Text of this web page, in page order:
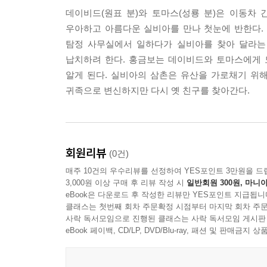
데이비드(원표 분)와 토마스(성룡 분)은 이동차
우아하고 아름다운 실비아를 만나 첫눈에 반한
탐정 사무실에서 일하다가 실비아를 찾아 달라
납치하려 한다. 홍금보는 데이비드와 토마스에
알게 된다. 실비아의 삼촌은 유산을 가로채기 위
귀족으로 변신하지만 다시 옛 친구를 찾아간다.
회원리뷰 (0건)
매주 10건의 우수리뷰를 선정하여 YES포인트 3만원을 드
3,000원 이상 구매 후 리뷰 작성 시 일반회원 300원, 마니
eBook은 다운로드 후 작성한 리뷰만 YES포인트 지급됩니
클래스는 첫번째 회차 주문확정 시점부터 마지막 회차 주
사락 독서모임으로 진행된 클래스는 사락 독서모임 게시
eBook 페이백, CD/LP, DVD/Blu-ray, 패션 및 판매금지 상